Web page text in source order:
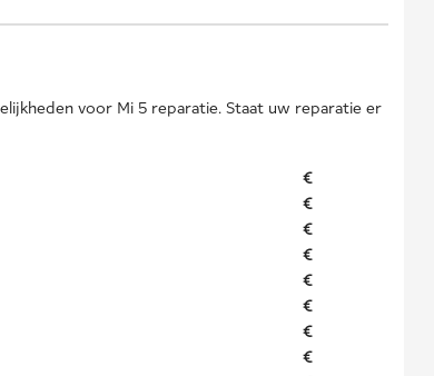
voor Mi 5 reparatie. Staat uw reparatie er
€
€
€
€
€
€
€
€